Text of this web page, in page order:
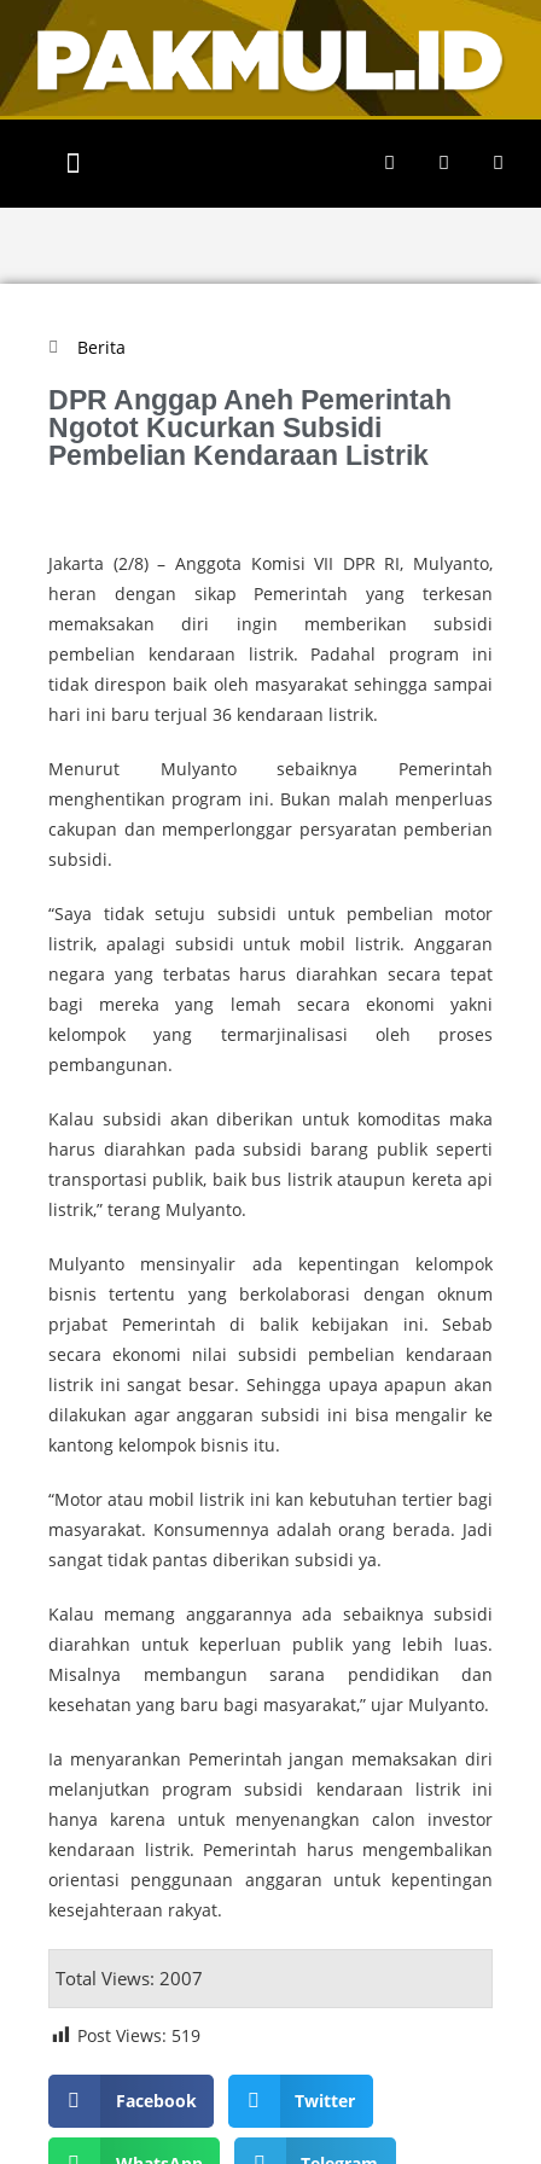
Berita
DPR Anggap Aneh Pemerintah
Ngotot Kucurkan Subsidi
Pembelian Kendaraan Listrik
Jakarta (2/8) – Anggota Komisi VII DPR RI, Mulyanto,
heran dengan sikap Pemerintah yang terkesan
memaksakan diri ingin memberikan subsidi
pembelian kendaraan listrik. Padahal program ini
tidak direspon baik oleh masyarakat sehingga sampai
hari ini baru terjual 36 kendaraan listrik.
Menurut Mulyanto sebaiknya Pemerintah
menghentikan program ini. Bukan malah menperluas
cakupan dan memperlonggar persyaratan pemberian
subsidi.
“Saya tidak setuju subsidi untuk pembelian motor
listrik, apalagi subsidi untuk mobil listrik. Anggaran
negara yang terbatas harus diarahkan secara tepat
bagi mereka yang lemah secara ekonomi yakni
kelompok yang termarjinalisasi oleh proses
pembangunan.
Kalau subsidi akan diberikan untuk komoditas maka
harus diarahkan pada subsidi barang publik seperti
transportasi publik, baik bus listrik ataupun kereta api
listrik,” terang Mulyanto.
Mulyanto mensinyalir ada kepentingan kelompok
bisnis tertentu yang berkolaborasi dengan oknum
prjabat Pemerintah di balik kebijakan ini. Sebab
secara ekonomi nilai subsidi pembelian kendaraan
listrik ini sangat besar. Sehingga upaya apapun akan
dilakukan agar anggaran subsidi ini bisa mengalir ke
kantong kelompok bisnis itu.
“Motor atau mobil listrik ini kan kebutuhan tertier bagi
masyarakat. Konsumennya adalah orang berada. Jadi
sangat tidak pantas diberikan subsidi ya.
Kalau memang anggarannya ada sebaiknya subsidi
diarahkan untuk keperluan publik yang lebih luas.
Misalnya membangun sarana pendidikan dan
kesehatan yang baru bagi masyarakat,” ujar Mulyanto.
Ia menyarankan Pemerintah jangan memaksakan diri
melanjutkan program subsidi kendaraan listrik ini
hanya karena untuk menyenangkan calon investor
kendaraan listrik. Pemerintah harus mengembalikan
orientasi penggunaan anggaran untuk kepentingan
kesejahteraan rakyat.
Total Views: 2007
Post Views: 519
Facebook Twitter